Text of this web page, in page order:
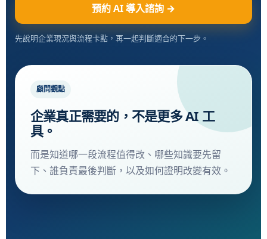
預約 AI 導入諮詢 →
先說明企業現況與流程卡點，再一起判斷適合的下一步。
顧問觀點
企業真正需要的，不是更多 AI 工
具。
而是知道哪一段流程值得改、哪些知識要先留
下、誰負責最後判斷，以及如何證明改變有效。